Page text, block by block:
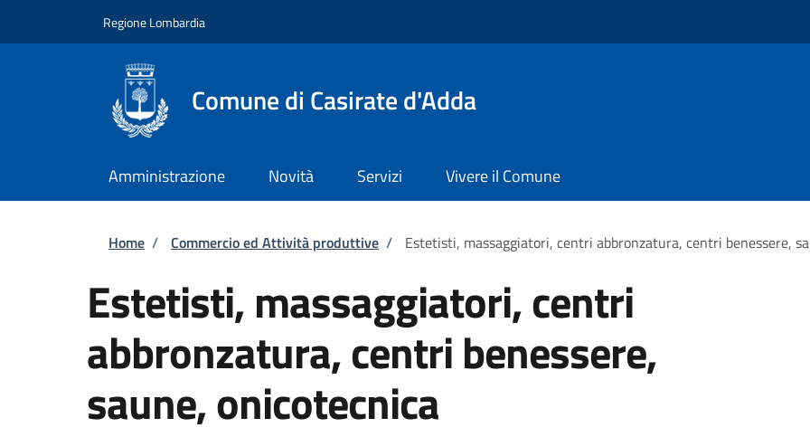
Regione Lombardia
Comune di Casirate d'Adda
Amministrazione Novità Servizi Vivere il Comune
Briciole di pane
Home / Commercio ed Attività produttive / Estetisti, massaggiatori, centri abbronzatura, centri benessere,
Estetisti, massaggiatori, centri
abbronzatura, centri benessere,
saune, onicotecnica